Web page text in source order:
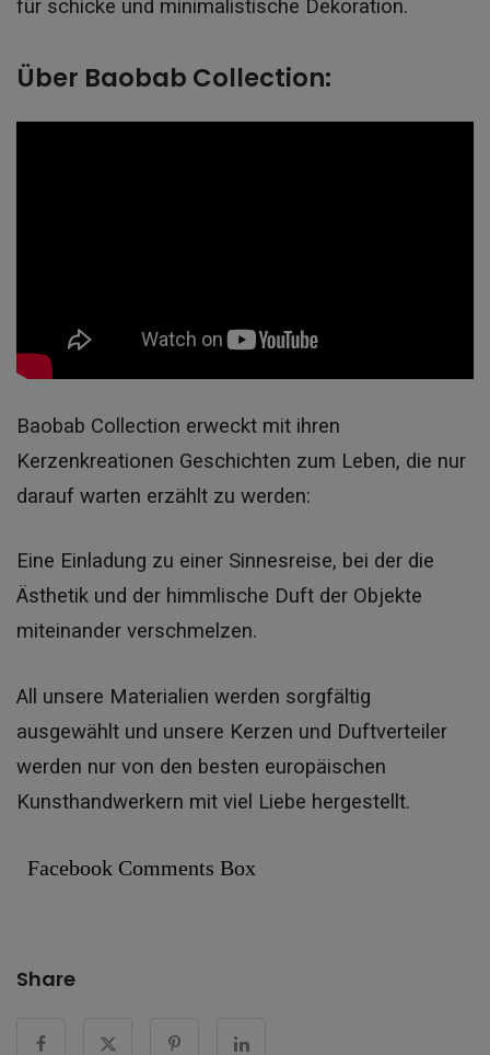
für schicke und minimalistische Dekoration.
Über Baobab Collection:
Baobab Collection erweckt mit ihren
Kerzenkreationen Geschichten zum Leben, die nur
darauf warten erzählt zu werden:
Eine Einladung zu einer Sinnesreise, bei der die
Ästhetik und der himmlische Duft der Objekte
miteinander verschmelzen.
All unsere Materialien werden sorgfältig
ausgewählt und unsere Kerzen und Duftverteiler
werden nur von den besten europäischen
Kunsthandwerkern mit viel Liebe hergestellt.
Facebook Comments Box
Share